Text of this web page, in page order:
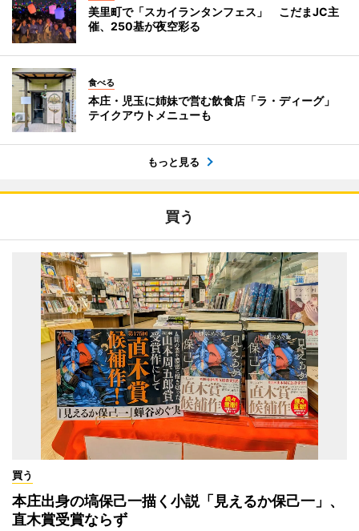
美里町で「スカイランタンフェス」 こだまJC主
催、250基が夜空彩る
食べる
本庄・児玉に姉妹で営む飲食店「ラ・ディーグ」
テイクアウトメニューも
もっと見る
買う
買う
本庄出身の塙保己一描く小説「見えるか保己一」、
直木賞受賞ならず